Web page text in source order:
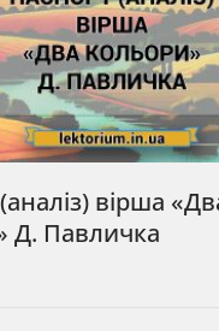
вірша
Д. Павличка